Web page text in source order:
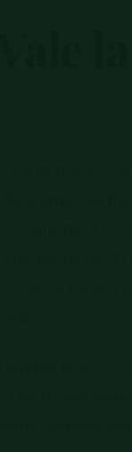
drammatici
simile alla
politiche di
gestendo
vale la pena
al 10.000
parte che